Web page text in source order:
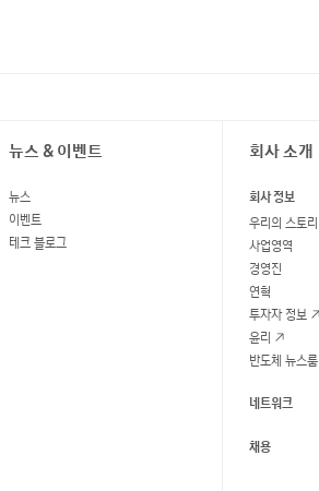
뉴스 & 이벤트
뉴스
이벤트
테크 블로그
회사 소개
회사 정보
우리의 스토리
사업영역
경영진
연혁
투자자 정보
윤리
반도체 뉴스룸
네트워크
채용